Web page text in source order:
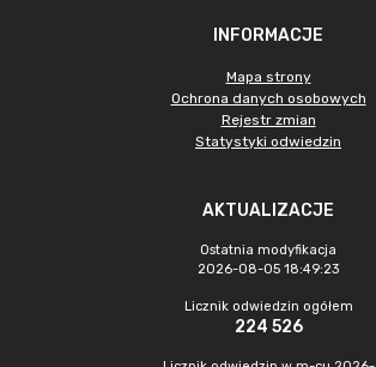
INFORMACJE
Mapa strony
Ochrona danych osobowych
Rejestr zmian
Statystyki odwiedzin
AKTUALIZACJE
Ostatnia modyfikacja
2026-08-05 18:49:23
Licznik odwiedzin ogółem
224 526